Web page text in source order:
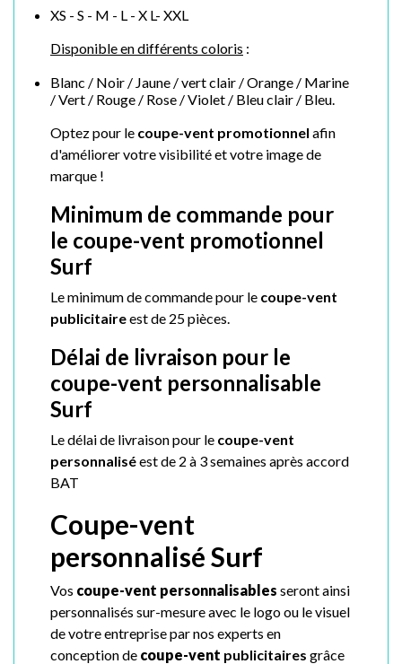
XS - S - M - L - X L- XXL
Disponible en différents coloris :
Blanc / Noir / Jaune / vert clair / Orange / Marine
/ Vert / Rouge / Rose / Violet / Bleu clair / Bleu.
Optez pour le coupe-vent promotionnel afin
d'améliorer votre visibilité et votre image de
marque !
Minimum de commande pour
le coupe-vent promotionnel
Surf
Le minimum de commande pour le coupe-vent
publicitaireest de 25 pièces.
Délai de livraison pour le
coupe-vent personnalisable
Surf
Le délai de livraison pour le coupe-vent
personnaliséest de 2 à 3 semaines après accord
BAT
Coupe-vent
personnalisé Surf
Vos coupe-vent personnalisables seront ainsi
personnalisés sur-mesure avec le logo ou le visuel
de votre entreprise par nos experts en
conception de coupe-vent publicitaires grâce